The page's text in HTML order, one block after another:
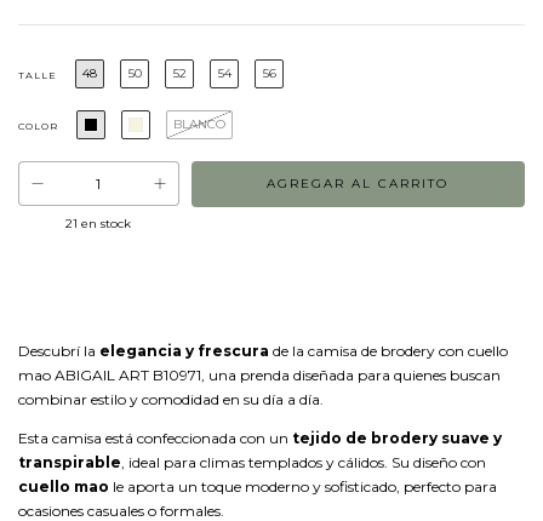
TALLE 48 50 52 54 56
COLOR BLANCO
21 en stock
Descubrí la elegancia y frescura de la camisa de brodery con cuello
mao ABIGAIL ART B10971, una prenda diseñada para quienes buscan
combinar estilo y comodidad en su día a día.
Esta camisa está confeccionada con un tejido de brodery suave y
transpirable, ideal para climas templados y cálidos. Su diseño con
cuello mao le aporta un toque moderno y sofisticado, perfecto para
ocasiones casuales o formales.